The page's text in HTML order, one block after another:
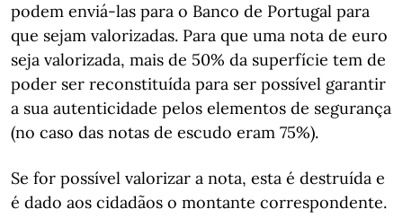
podem enviá-las para o Banco de Portugal para
que sejam valorizadas. Para que uma nota de euro
seja valorizada, mais de 50% da superfície tem de
poder ser reconstituída para ser possível garantir
a sua autenticidade pelos elementos de segurança
(no caso das notas de escudo eram 75%).
Se for possível valorizar a nota, esta é destruída e
é dado aos cidadãos o montante correspondente.